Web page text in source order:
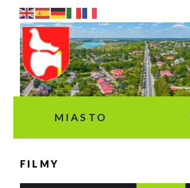
MIASTO
FILMY